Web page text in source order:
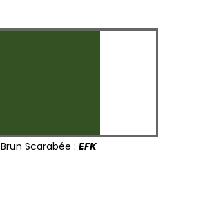
Brun Scarabée : EFK